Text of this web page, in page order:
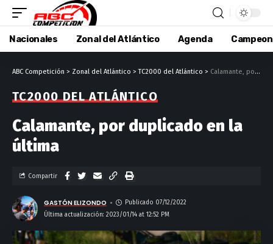
Nacionales Zonal del Atlántico Agenda
ABC Competición > Zonal del Atlántico >TC2000 del Atlántico > Calamante, por duplicado en la última
TC2000 DEL ATLÁNTICO
Calamante, por duplicado en la
última
Última actualización: 2023/01/14 at 12:52 PM
GASTÓN ELIZONDO Publicado 07/12/2022
Compartir